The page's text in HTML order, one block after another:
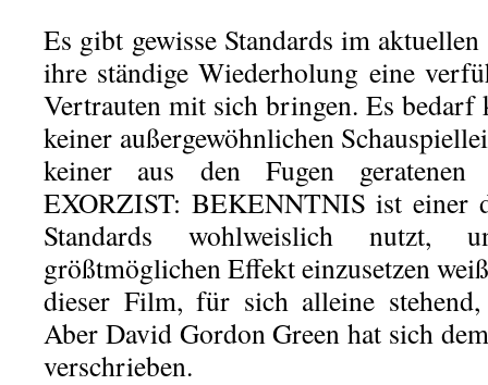
Es gibt gewisse Standards im
ihre ständige Wiederholung eine
Vertrauten mit sich bringen. Es
keiner außergewöhnlichen
keiner aus den Fugen geratenen
EXORZIST: BEKENNTNIS ist einer
Standards wohlweislich
größtmöglichen Effekt einzusetzen
dieser Film, für sich alleine
Aber David Gordon Green hat sich
verschrieben.